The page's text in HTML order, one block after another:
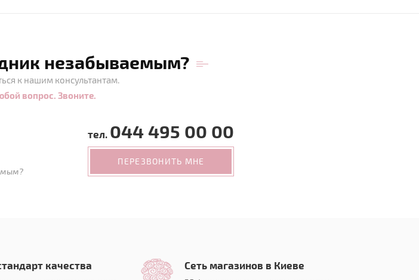
незабываемым?
к нашим консультантам.
вопрос. Звоните.
тел. 044 495 00 00
ПЕРЕЗВОНИТЬ МНЕ
качества Сеть магазинов в Киеве